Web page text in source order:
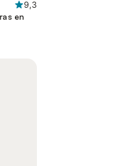
9,3
en